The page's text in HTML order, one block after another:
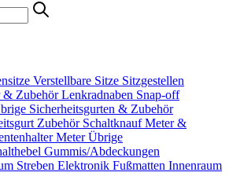
Verstellbare Sitze Sitzgestellen
& ZubehörLenkradnaben Snap-off
Sicherheitsgurten & Zubehör
Zubehör SchaltknaufMeter &
Meter Übrige
Gummis/Abdeckungen
Streben Elektronik Fußmatten Innenraum